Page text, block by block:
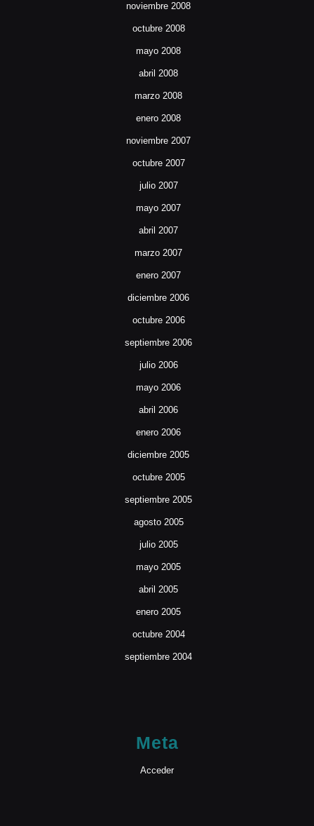
noviembre 2008
octubre 2008
mayo 2008
abril 2008
marzo 2008
enero 2008
noviembre 2007
octubre 2007
julio 2007
mayo 2007
abril 2007
marzo 2007
enero 2007
diciembre 2006
octubre 2006
septiembre 2006
julio 2006
mayo 2006
abril 2006
enero 2006
diciembre 2005
octubre 2005
septiembre 2005
agosto 2005
julio 2005
mayo 2005
abril 2005
enero 2005
octubre 2004
septiembre 2004
Meta
Acceder